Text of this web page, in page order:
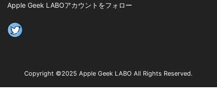
Apple Geek LABOアカウントをフォロー
Copyright ©2025 Apple Geek LABO All Rights Reserved.